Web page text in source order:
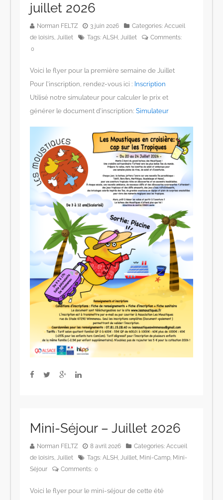
juillet 2026
Norman FELTZ 3 juin 2026 Categories:Accueil
de loisirs,Juillet Tags:ALSH ,Juillet Comments:
0
Voici le flyer pour la première semaine de Juillet
Pour l’inscription, rendez-vous ici : Inscription
Utilisé notre simulateur pour calculer le prix et
générer le document d’inscription:Simulateur
Mini-Séjour – Juillet 2026
Norman FELTZ 8 avril 2026 Categories:Accueil
de loisirs,Juillet Tags:ALSH ,Juillet, Mini-Camp, Mini-
Séjour
Comments: 0
Voici le flyer pour le mini-séjour de cette été